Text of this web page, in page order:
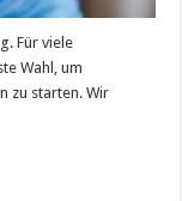
Für viele
Wahl, um
zu starten. Wir